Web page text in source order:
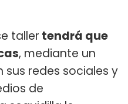
taller tendrá que
, mediante un
redes sociales y
de